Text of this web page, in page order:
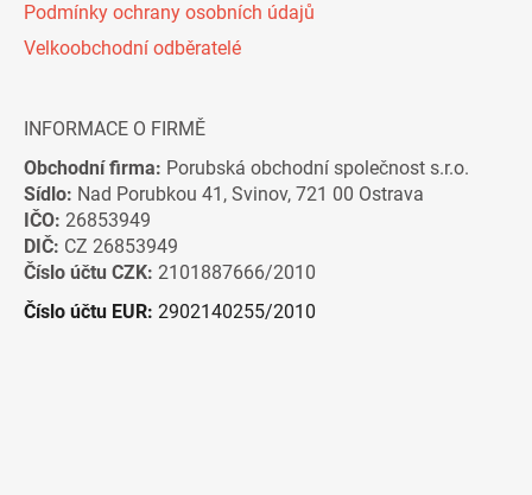
Podmínky ochrany osobních údajů
Velkoobchodní odběratelé
INFORMACE O FIRMĚ
Obchodní firma: Porubská obchodní společnost s.r.o.
Sídlo: Nad Porubkou 41, Svinov, 721 00 Ostrava
IČO: 26853949
DIČ: CZ 26853949
Číslo účtu CZK: 2101887666/2010
Číslo účtu EUR: 2902140255/2010